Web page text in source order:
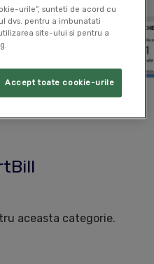
aceasta categorie.
urile”, sunteti de acord cu
dvs. pentru a imbunatati
site-ului si pentru a
Accept toate cookie-urile